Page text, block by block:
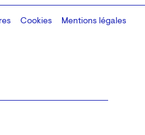
, code:8080.studio
Cookies Mentions légales